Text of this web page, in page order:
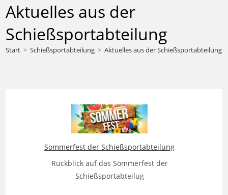
Aktuelles aus der
Schießsportabteilung
Start > Schießsportabteilung > Aktuelles aus der Schießsportabteilung
Sommerfest der Schießsportabteilung
Rückblick auf das Sommerfest der
Schießsportabteilug